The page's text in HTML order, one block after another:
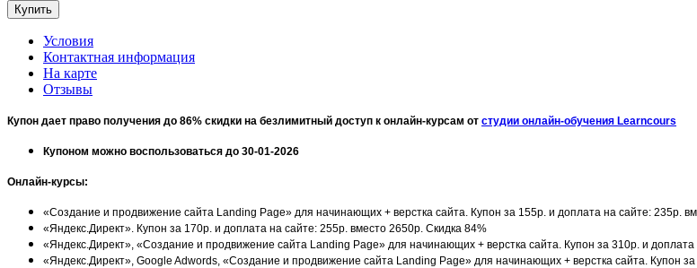
Условия
Контактная информация
На карте
Отзывы
Купон дает право получения до 86% скидки на безлимитный доступ к онлайн-курсам от студии онлайн-обучения Learncours
Купоном можно воспользоваться до 30-01-2026
Онлайн-курсы:
«Создание и продвижение сайта Landing Page» для начинающих + верстка сайта. Купон за 155р. и доплата на сайте: 235р.
«Яндекс.Директ». Купон за 170р. и доплата на сайте: 255р. вместо 2650р. Скидка 84%
«Яндекс.Директ», «Создание и продвижение сайта Landing Page» для начинающих + верстка сайта. Купон за 310р. и
«Яндекс.Директ», Google Adwords, «Создание и продвижение сайта Landing Page» для начинающих + верстка сайта. Купон